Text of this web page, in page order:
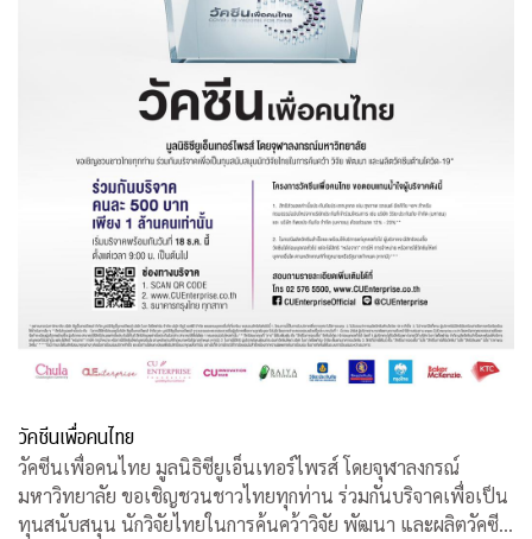
วัคซีนเพื่อคนไทย
วัคซีนเพื่อคนไทย มูลนิธิซียูเอ็นเทอร์ไพรส์ โดยจุฬาลงกรณ์
มหาวิทยาลัย ขอเชิญชวนชาวไทยทุกท่าน ร่วมกันบริจาคเพื่อเป็น
ทุนสนับสนุน นักวิจัยไทยในการค้นคว้าวิจัย พัฒนา และผลิตวัคซีน